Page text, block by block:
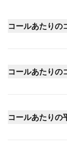
コールあたりの
コールあたりの
コールあたりの